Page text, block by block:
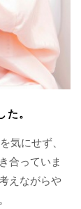
。
気にせず、
合っていま
考えながら